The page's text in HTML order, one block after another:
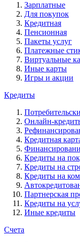
Зарплатные
Для покупок
Кредитная
Пенсионная
Пакеты услуг
Платежные
Виртуальные
Иные карты
Игры и акции
Кредиты
Онлайн-
Кредитная
Кредиты на
Кредиты на
Кредиты на
Партнерская
Кредиты на
Иные кредиты
Счета